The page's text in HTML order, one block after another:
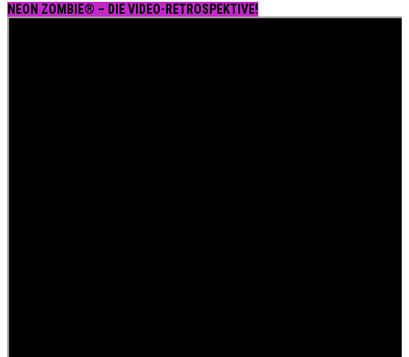
NEON ZOMBIE® – DIE VIDEO-RETROSPEKTIVE!